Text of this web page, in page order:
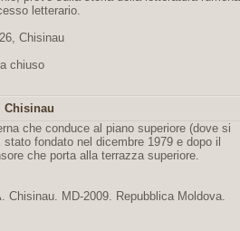
letterario.
Chisinau
chiuso
Chisinau
che conduce al piano superiore (dove si
fondato nel dicembre 1979 e dopo il
che porta alla terrazza superiore.
Chisinau. MD-2009. Repubblica Moldova.